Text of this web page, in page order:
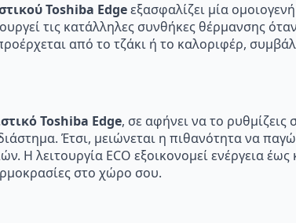
Toshiba Edgeεξασφαλίζει μία
τις κατάλληλες συνθήκες θέρμανσης
από το τζάκι ή το καλοριφέρ,
Toshiba Edge, σε αφήνει να το
Έτσι, μειώνεται η πιθανότητα να
λειτουργία ECO εξοικονομεί ενέργεια έως
στο χώρο σου.